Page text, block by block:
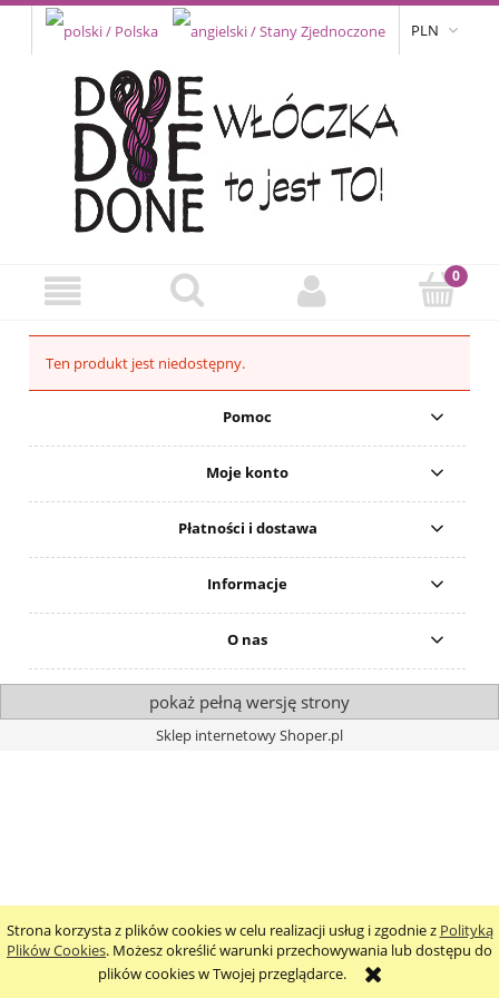
Strona korzysta z plików cookies w celu realizacji usług i zgodnie z Polityką
Plików Cookies. Możesz określić warunki przechowywania lub dostępu do
plików cookies w Twojej przeglądarce.
PLN
Ten produkt jest niedostępny.
Pomoc
Moje konto
Płatności i dostawa
Informacje
O nas
pokaż pełną wersję strony
Sklep internetowy Shoper.pl